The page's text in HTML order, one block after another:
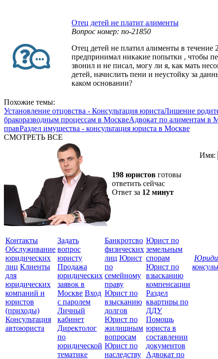
Отец детей не платит алименты
Вопрос номер: no-21850
Отец детей не платил алименты в течение
предпринимал никакие попытки , чтобы
звонил и не писал, могу ли я, как мать
детей, начислить пени и неустойку за
каком основании?
Похожие темы:
Установление отцовства - Консультация юристаЛишение
бракоразводным процессам в МосквеАдвокат по алиментам в
правРаздел имущества - консультация юриста в Москве
СМОТРЕТЬ ВСЕ
198 юристов готовы
ответить сейчас
Ответ за 12 минут
Имя:
Контакты
Обслуживание
юридических
лиц Клиенты
для
юридических
компаний и
юристов
(приходы)
Консультация
автоюриста
Задать
вопрос
юристу
Продажа
юридических
заявок в
Москве Вход
с паролем
Личный
кабинет
Директолог
по
юридической
тематике
Банкротсво
физических
лиц Юрист
по
семейному
праву
Юрист по
взысканию
долгов
Юрист по
жилищным
вопросам
Юрист по
наследству
Юрист по
земельным
спорам
Юрист по
взысканию
компенсации
Раздел
квартиры по
ДДУ
Помощь
юриста в
составлении
документов
Адвокат по